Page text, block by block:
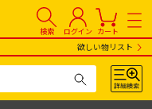
検索 ログイン カート
欲しい物リスト